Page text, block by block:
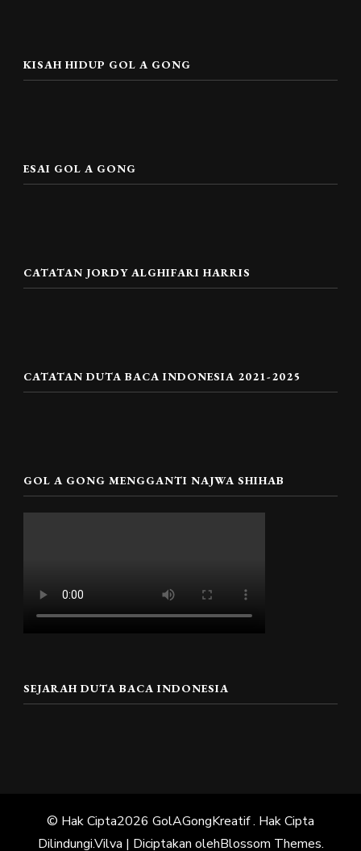
KISAH HIDUP GOL A GONG
ESAI GOL A GONG
CATATAN JORDY ALGHIFARI HARRIS
CATATAN DUTA BACA INDONESIA 2021-2025
GOL A GONG MENGGANTI NAJWA SHIHAB
SEJARAH DUTA BACA INDONESIA
© Hak Cipta2026 GolAGongKreatif. Hak Cipta
Dilindungi.Vilva | Diciptakan olehBlossom Themes.